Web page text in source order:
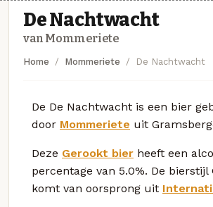
De Nachtwacht
van Mommeriete
Home Mommeriete De Nachtwacht
De De Nachtwacht is een bier
door Mommeriete uit
Deze Gerookt bier heeft een
percentage van 5.0%. De bierstijl
komt van oorsprong uit